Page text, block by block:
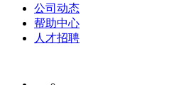
公司动态
帮助中心
人才招聘